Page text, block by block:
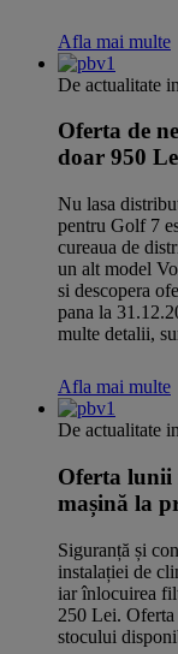
Afla mai multe
De actualitate
Oferta de
doar 950
Nu lasa
pentru Golf 7
cureaua de
un alt model
si descopera
pana la
multe detalii,
Afla mai multe
De actualitate
Oferta lunii
mașină la
Siguranță și
instalației de
iar înlocuirea
250 Lei.
stocului